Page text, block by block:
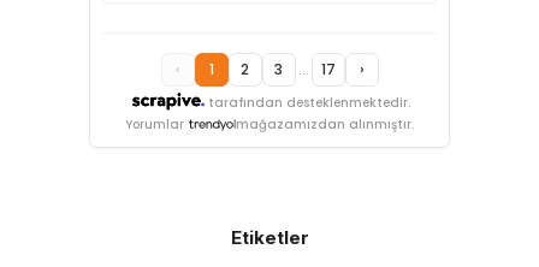
tarafından desteklenmektedir.
‹ 1 2 3 ... 17 ›
Yorumlar mağazamızdan alınmıştır.
Etiketler